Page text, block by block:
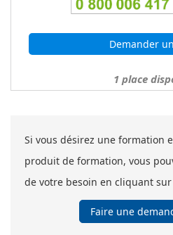
Demander
1 place
Si vous désirez une formation
produit de formation, vous
de votre besoin en cliquant
Faire une